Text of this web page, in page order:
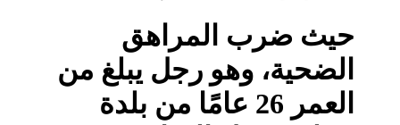
حيث ضرب المراهق
الضحية، وهو رجل يبلغ من
العمر 26 عامًا من بلدة